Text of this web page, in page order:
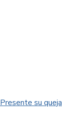
Presente su queja